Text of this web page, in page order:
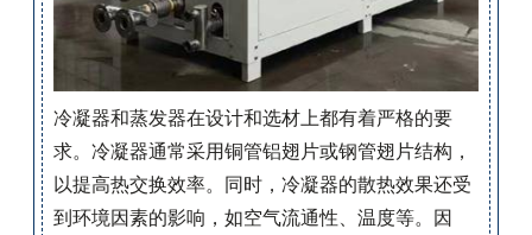
冷凝器和蒸发器在设计和选材上都有着严格的要
求。冷凝器通常采用铜管铝翅片或钢管翅片结构，
以提高热交换效率。同时，冷凝器的散热效果还受
到环境因素的影响，如空气流通性、温度等。因